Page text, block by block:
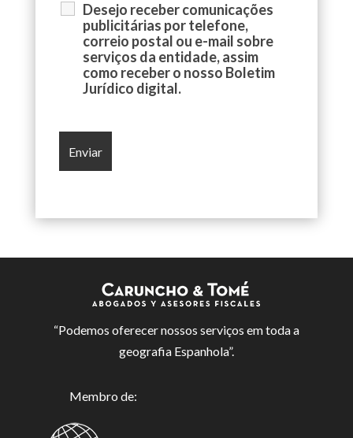
Desejo receber comunicações
publicitárias por telefone,
correio postal ou e-mail sobre
serviços da entidade, assim
como receber o nosso Boletim
Jurídico digital.
“Podemos oferecer nossos serviços em toda a
geografia Espanhola”.
Membro de: